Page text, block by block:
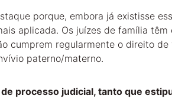
porque, embora já existisse
aplicada. Os juízes de família
cumprem regularmente o direito
paterno/materno.
processo judicial, tanto que